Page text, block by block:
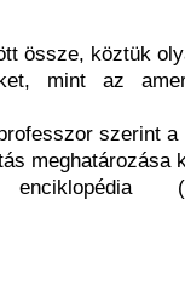
össze, köztük
mint az
szerint a
meghatározása
(